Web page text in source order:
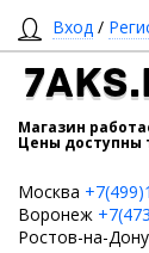
Вход /
Магазин
Цены доступны
Москва
Воронеж
Ростов-на-Дону